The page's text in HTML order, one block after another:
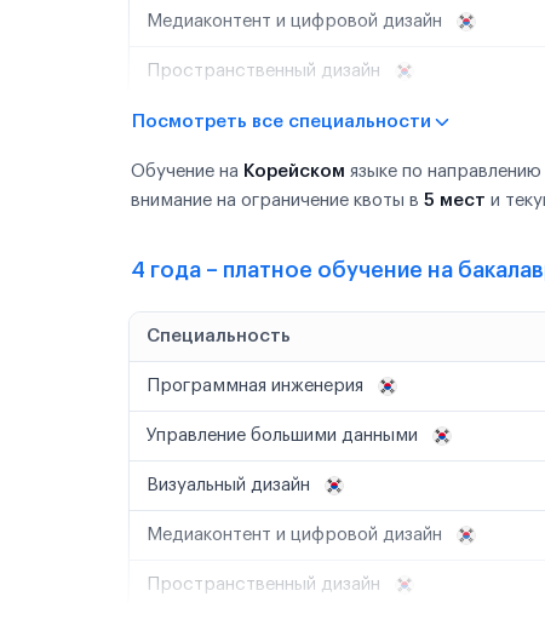
Медиаконтент и цифровой дизайн
Пространственный дизайн
Посмотреть все специальности
Обучение на Корейском языке по
внимание на ограничение квоты в 5 мест и
4 года – платное обучение на
Специальность
Программная инженерия
Управление большими данными
Визуальный дизайн
Медиаконтент и цифровой дизайн
Пространственный дизайн